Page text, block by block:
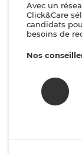
Avec un
Click&Care
candidats
besoins de
Nos